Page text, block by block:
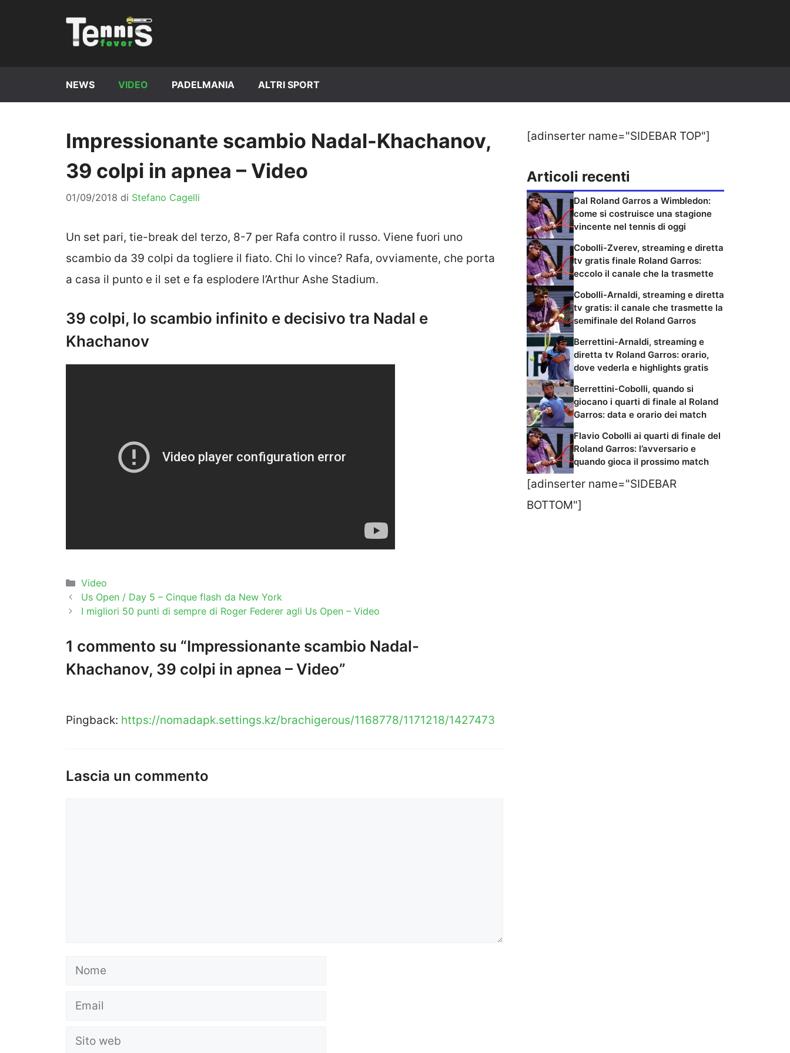
NEWS VIDEO PADELMANIA ALTRI SPORT
Impressionante scambio Nadal-Khachanov,
39 colpi in apnea – Video
01/09/2018 di Stefano Cagelli
Un set pari, tie-break del terzo, 8-7 per Rafa contro il russo. Viene fuori uno
scambio da 39 colpi da togliere il fiato. Chi lo vince? Rafa, ovviamente, che porta
a casa il punto e il set e fa esplodere l’Arthur Ashe Stadium.
39 colpi, lo scambio infinito e decisivo tra Nadal e
Khachanov
Categorie
Video
Us Open / Day 5 – Cinque flash da New York
I migliori 50 punti di sempre di Roger Federer agli Us Open – Video
1 commento su “Impressionante scambio Nadal-
Khachanov, 39 colpi in apnea – Video”
Pingback: https://nomadapk.settings.kz/brachigerous/1168778/1171218/1427473
Lascia un commento
Nome
Email
Sito
[adinserter name="SIDEBAR TOP"]
Articoli recenti
Dal Roland Garros a Wimbledon:
come si costruisce una stagione
vincente nel tennis di oggi
Cobolli-Zverev, streaming e diretta
tv gratis finale Roland Garros:
eccolo il canale che la trasmette
Cobolli-Arnaldi, streaming e diretta
tv gratis: il canale che trasmette la
semifinale del Roland Garros
Berrettini-Arnaldi, streaming e
diretta tv Roland Garros: orario,
dove vederla e highlights gratis
Berrettini-Cobolli, quando si
giocano i quarti di finale al Roland
Garros: data e orario dei match
Flavio Cobolli ai quarti di finale del
Roland Garros: l’avversario e
quando gioca il prossimo match
[adinserter name="SIDEBAR
BOTTOM"]